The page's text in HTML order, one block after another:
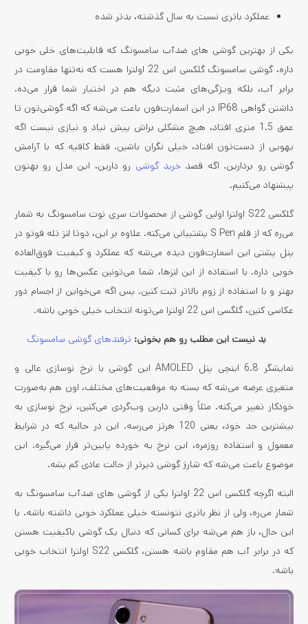
عملکرد باتری نسبت به سال گذشته، بدتر شده
یکی از بهترین گوشی های ضدآب سامسونگ که قابلیت‌های خلی خوبی
داره، گوشی سامسونگ گلکسی اس 22 اولترا هست که نه‌تنها مقاومت در
برابر آب، بلکه ویژگی‌های مثبت دیگه هم در اختیار شما قرار می‌ده.
داشتن گواهی IP68 در این اسمارت‌فون باعث می‌شه که اگه گوشی‌تون تا
عمق 1.5 متری افتاد، هیچ مشکلی براش پیش نیاد و نیازی نیست اگه
یهویی از دست‌تون افتاد، خیلی نگران باشین. فقط کافیه که با آرامش
گوشی رو بردارین. اگه قصدخرید گوشی رو دارین، این مدل رو بهتون
پیشنهاد می‌کنیم.
گلکسی S22 اولترا اولین گوشی از محصولات سری نوت سامسونگ به شمار
می‌ره که از قلم S Pen پشتیبانی می‌کنه. علاوه بر این، دوتا لنز تله ‌فوتو در
پنل پشتی این اسمارت‌فون دیده می‌شه که عملکرد و کیفیت فوق‌العاده
خوبی داره. با استفاده از این لنزها، شما می‌تونین عکس‌ها رو با کیفیت
بهتر و با استفاده از زوم بالاتر ثبت کنین. پس اگه می‌خواین از اجسام دور
عکاسی کنین، گلگسی اس 22 اولترا می‌تونه انتخاب خیلی خوبی باشه.
بد نیست این مطلب رو هم بخونی: ترفندهای گوشی سامسونگ
نمایشگر 6.8 اینچی پنل AMOLED این گوشی با نرخ نوسازی عالی و
متغیری عرضه می‌شه که بسته به موقعیت‌های مختلف، اون هم به‌صورت
خودکار تغییر می‌کنه. مثلاً وقتی دارین وب‌گردی می‌کنین، نرخ نوسازی به
بیشترین حد خود، یعنی 120 هرتز می‌رسه. این‌ در حالیه ‌که در شرایط
معمول و استفاده روزمره، این نرخ یه خورده پایین‌تر قرار می‌گیره. این
موضوع باعث می‌شه که شارژ گوشی دیرتر از حالت عادی کم بشه.
البته اگرچه گلکسی اس 22 اولترا یکی از گوشی های ضدآب سامسونگ به
شمار می‌ره، ولی از نظر باتری نتونسته خیلی عملکرد خوبی داشته باشه. با
این ‌حال، باز هم می‌شه برای کسانی که دنبال یک گوشی باکیفیت هستن
که در برابر آب هم مقاوم باشه هستن، گلکسی S22 اولترا انتخاب خوبی
باشه.